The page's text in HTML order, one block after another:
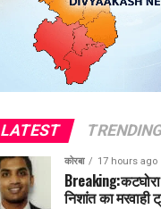
LATEST
कोरबा 17 hours ago
निशांत का मरवाही